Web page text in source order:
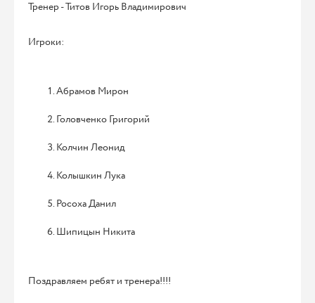
Тренер - Титов Игорь Владимирович
Игроки:
Абрамов Мирон
Головченко Григорий
Колчин Леонид
Колышкин Лука
Росоха Данил
Шипицын Никита
Поздравляем ребят и тренера!!!!